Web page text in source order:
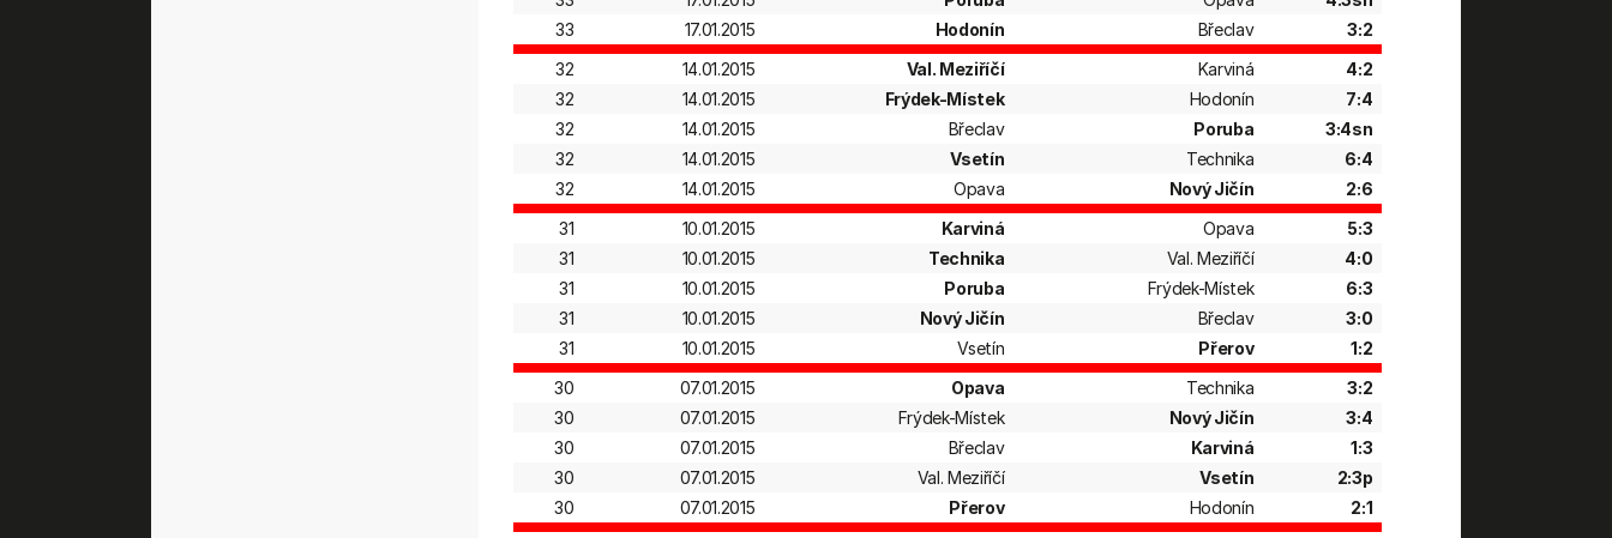
33
17.01.2015 Hodonín Břeclav
3:2
32
14.01.2015 Val. Meziříčí Karviná
4:2
32
14.01.2015 Frýdek-Místek Hodonín
7:4
32
14.01.2015 Břeclav Poruba
3:4sn
32
14.01.2015 Vsetín Technika
6:4
32
14.01.2015 Opava Nový Jičín
2:6
31
10.01.2015 Karviná Opava
5:3
31
10.01.2015 Technika Val. Meziříčí
4:0
31
10.01.2015 Poruba Frýdek-Místek
6:3
31
10.01.2015 Nový Jičín Břeclav
3:0
31
10.01.2015 Vsetín Přerov
1:2
30
07.01.2015 Opava Technika
3:2
30
07.01.2015 Frýdek-Místek Nový Jičín
3:4
30
07.01.2015 Břeclav Karviná
1:3
30
07.01.2015 Val. Meziříčí Vsetín
2:3p
30
07.01.2015 Přerov Hodonín
2:1